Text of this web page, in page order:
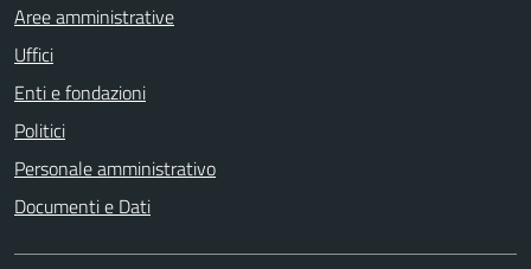
Aree amministrative
Uffici
Enti e fondazioni
Politici
Personale amministrativo
Documenti e Dati